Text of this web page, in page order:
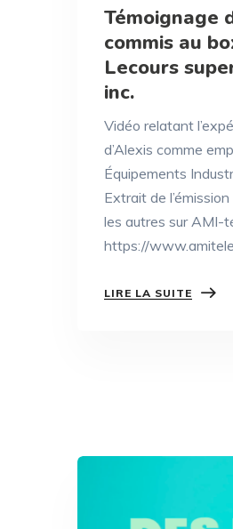
Témoignage
commis au
Lecours
inc.
Vidéo relatant
d’Alexis comme
Équipements
Extrait de
les autres sur AMI-
https://
LIRE LA SUITE